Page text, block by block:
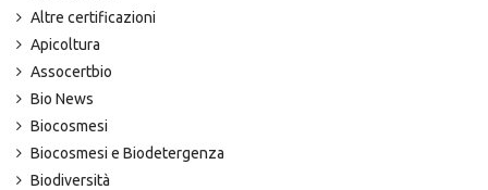
Altre certificazioni
Apicoltura
Assocertbio
Bio News
Biocosmesi
Biocosmesi e Biodetergenza
Biodiversità